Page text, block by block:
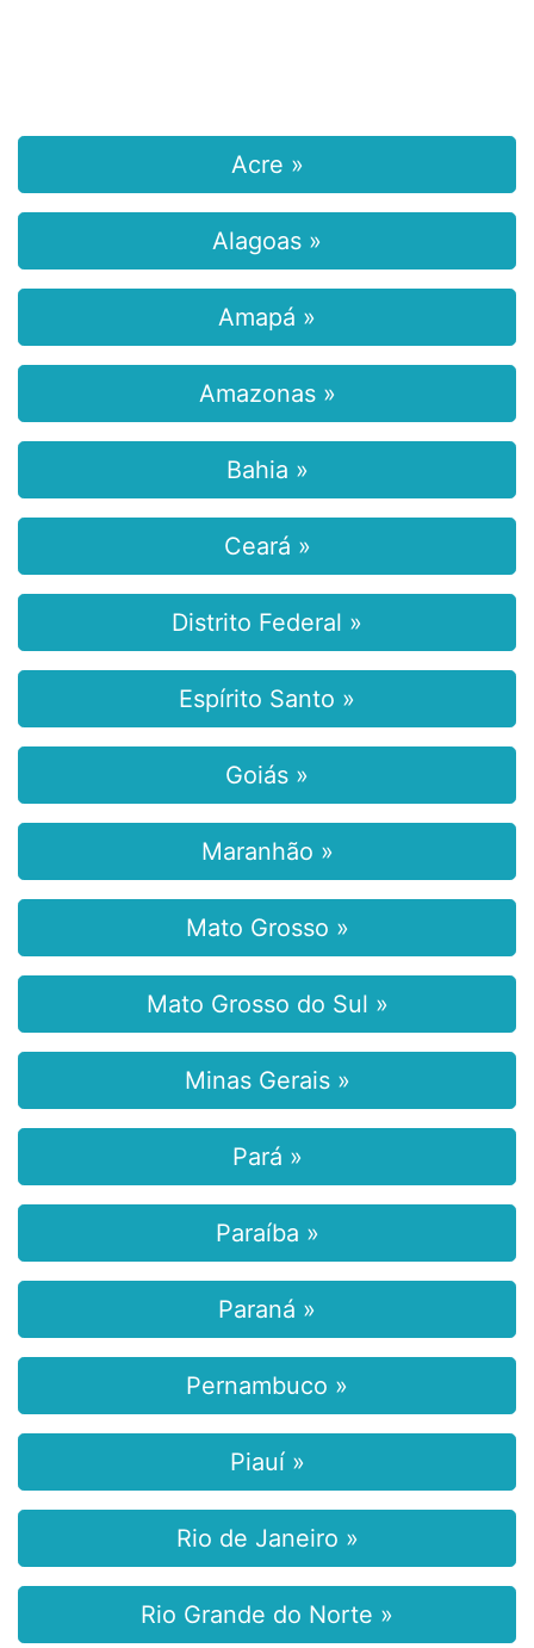
Acre »
Alagoas »
Amapá »
Amazonas »
Bahia »
Ceará »
Distrito Federal »
Espírito Santo »
Goiás »
Maranhão »
Mato Grosso »
Mato Grosso do Sul »
Minas Gerais »
Pará »
Paraíba »
Paraná »
Pernambuco »
Piauí »
Rio de Janeiro »
Rio Grande do Norte »